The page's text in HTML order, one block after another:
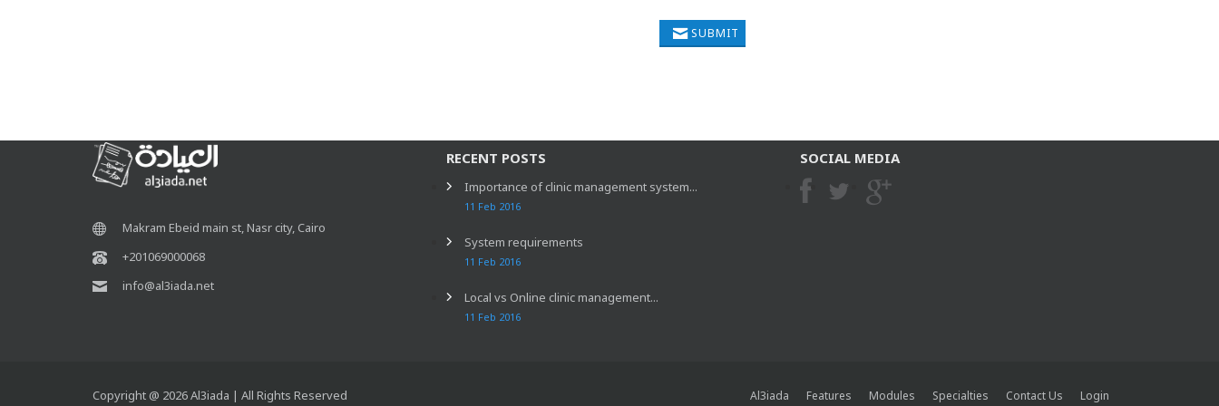
SUBMIT
Makram Ebeid main st, Nasr city, Cairo
+201069000068
info@al3iada.net
RECENT POSTS
Importance of clinic management system...
11 Feb 2016
System requirements
11 Feb 2016
Local vs Online clinic management...
11 Feb 2016
SOCIAL MEDIA
Copyright @ 2026 Al3iada | All Rights Reserved Login
Contact Us
Specialties
Modules
Features
Al3iada